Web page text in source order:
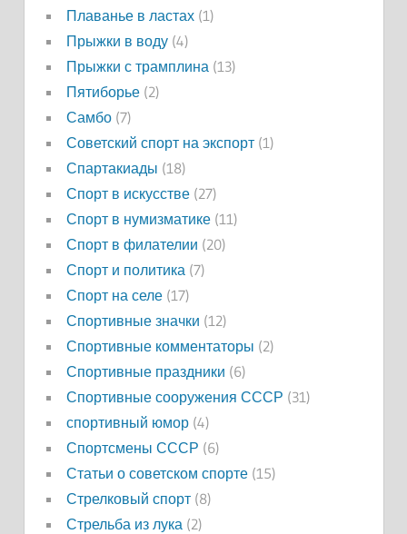
Плаванье в ластах(1)
Прыжки в воду(4)
Прыжки с трамплина (13)
Пятиборье(2)
Самбо(7)
Советский спорт на экспорт(1)
Спартакиады (18)
Спорт в искусстве(27)
Спорт в нумизматике(11)
Спорт в филателии (20)
Спорт и политика (7)
Спорт на селе(17)
Спортивные значки (12)
Спортивные комментаторы (2)
Спортивные праздники (6)
Спортивные сооружения СССР (31)
спортивный юмор(4)
Спортсмены СССР (6)
Статьи о советском спорте(15)
Стрелковый спорт(8)
Стрельба из лука (2)